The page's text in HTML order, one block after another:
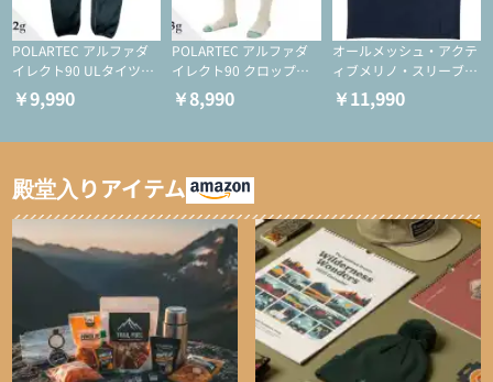
POLARTEC アルファダ
イレクト90 ULタイツ
（アクティブインサレー
ション/テント泊用パジ
￥9,990
POLARTEC アルファダ
イレクト90 クロップド
ULタイツ（アクティブ
インサレーション/テン
￥8,990
オールメッシュ・アクテ
ィブメリノ・スリーブレ
ス
￥11,990
殿堂入りアイテム